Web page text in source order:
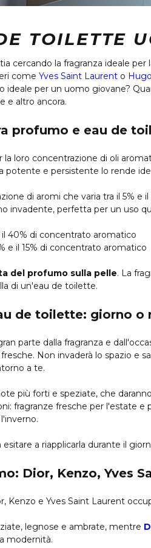
TOILETTE
cercando la fragranza ideale
come Yves Saint Laurento
ideale per un uomo giovane?
e altro ancora.
profumo e eau de
loro concentrazione di oli
potente e persistente lo rende
di aromi che varia tra il 5% e
invadente, perfetta per un uso
il 40% di concentrato aromatico
e il 15% di concentrato aromatico
del profumo sulla pelle. La
di un'eau de toilette.
de toilette: giorno o
parte dalla fragranza e
Non invaderà lo spazio e
a te.
più forti e speziate, che
fragranze fresche per l'estate
l'inverno.
a riapplicarla durante il
Dior, Kenzo, Yves
Kenzo e Yves Saint Laurent
legnose e ambrate, mentre
modernità.